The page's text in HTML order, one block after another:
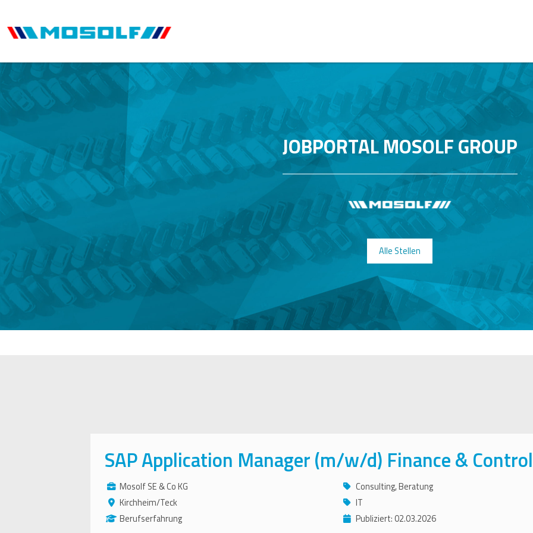
JOBPORTAL MOSOLF GROUP
Alle Stellen
SAP Application Manager (m/w/d) Finance &
Mosolf SE & Co KG
Kirchheim/Teck
Berufserfahrung
Consulting, Beratung
IT
Publiziert: 02.03.2026